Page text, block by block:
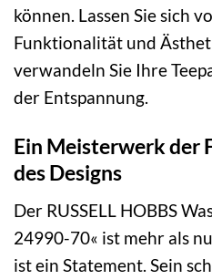
können. Lassen Sie sich
Funktionalität und
verwandeln Sie Ihre
der Entspannung.
Ein Meisterwerk der
des Designs
Der RUSSELL HOBBS
24990-70« ist mehr als
ist ein Statement. Sein